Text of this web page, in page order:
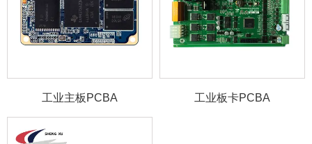
工业主板PCBA 工业板卡PCBA